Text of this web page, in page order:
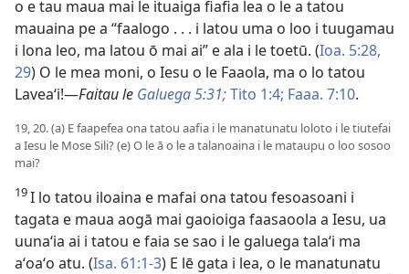
o e tau maua mai le ituaiga fiafia lea o le a tatou
mauaina pe a “faalogo . . . i latou uma o loo i tuugamau
i lona leo, ma latou ō mai ai” e ala i le toetū. (Ioa. 5:28,
29) O le mea moni, o Iesu o le Faaola, ma o lo tatou
Laveaʻi!—Faitau le Galuega 5:31;Tito 1:4; Faaa. 7:10.
19, 20. (a) E faapefea ona tatou aafia i le manatunatu loloto i le tiutefai
a Iesu le Mose Sili? (e) O le ā o le a talanoaina i le mataupu o loo sosoo
mai?
19I lo tatou iloaina e mafai ona tatou fesoasoani i
tagata e maua aogā mai gaoioiga faasaoola a Iesu, ua
uunaʻia ai i tatou e faia se sao i le galuega talaʻi ma
aʻoaʻo atu. (Isa. 61:1-3) E lē gata i lea, o le manatunatu